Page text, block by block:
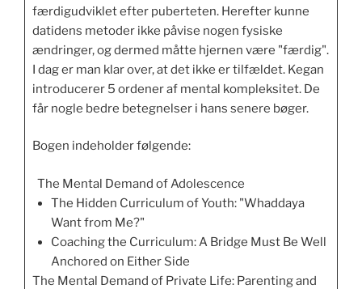
færdigudviklet efter puberteten. Herefter kunne
datidens metoder ikke påvise nogen fysiske
ændringer, og dermed måtte hjernen være "færdig".
I dag er man klar over, at det ikke er tilfældet. Kegan
introducerer 5 ordener af mental kompleksitet. De
får nogle bedre betegnelser i hans senere bøger.
Bogen indeholder følgende:
The Mental Demand of Adolescence
The Hidden Curriculum of Youth: "Whaddaya
Want from Me?"
Coaching the Curriculum: A Bridge Must Be Well
Anchored on Either Side
The Mental Demand of Private Life: Parenting and